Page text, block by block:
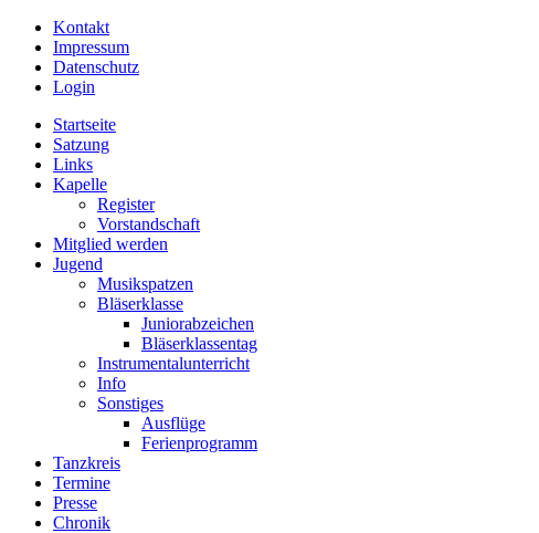
Kontakt
Impressum
Datenschutz
Login
Startseite
Satzung
Links
Kapelle
Register
Vorstandschaft
Mitglied werden
Jugend
Musikspatzen
Bläserklasse
Juniorabzeichen
Bläserklassentag
Instrumentalunterricht
Info
Sonstiges
Ausflüge
Ferienprogramm
Tanzkreis
Termine
Presse
Chronik